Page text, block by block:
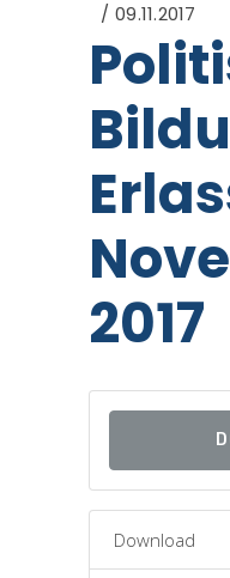
09.11.2017
2017
Download